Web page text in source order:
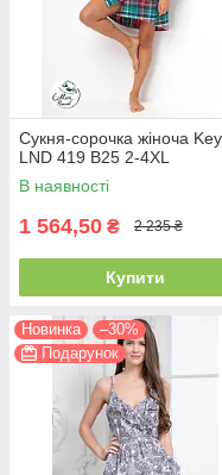
Сукня-сорочка жіноча Key
LND 419 B25 2-4XL
В наявності
1 564,50 ₴ 2 235 ₴
Купити
Новинка
–30%
Подарунок